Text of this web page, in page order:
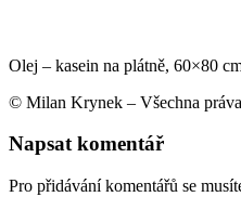
Olej – kasein na plátně, 60×80
© Milan Krynek – Všechna
Napsat komentář
Pro přidávání komentářů se